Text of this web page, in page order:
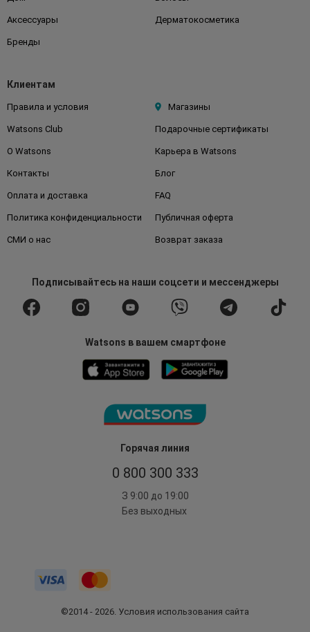
Горячая линия
0 800 300 333
З 9:00 до 19:00
Без выходных
Аксессуары Дерматокосметика
Бренды
Клиентам
Правила и условия Магазины
Watsons Club Подарочные сертификаты
О Watsons Карьера в Watsons
Контакты Блог
Оплата и доставка FAQ
Политика конфиденциальности Публичная оферта
СМИ о нас Возврат заказа
Подписывайтесьна наши соцсети и мессенджеры
Watsons в вашем смартфоне
©2014 - 2026. Условия использования сайта